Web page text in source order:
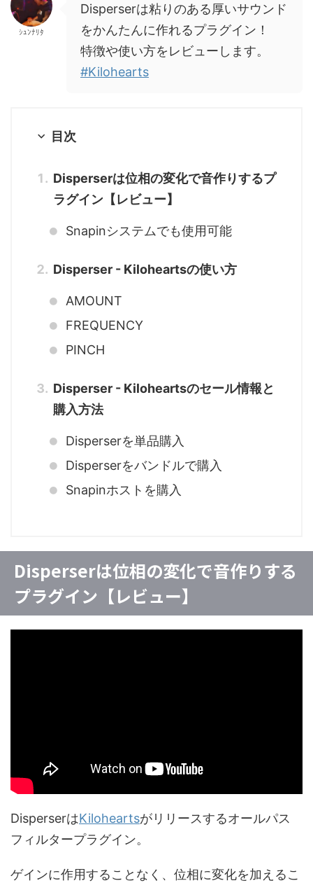
ｼｭﾝﾅﾘﾀ
Disperserは粘りのある厚いサウンド
をかんたんに作れるプラグイン！
特徴や使い方をレビューします。
#Kilohearts
目次
Disperserは位相の変化で音作りするプ
ラグイン【レビュー】
Snapinシステムでも使用可能
Disperser - Kiloheartsの使い方
AMOUNT
FREQUENCY
PINCH
Disperser - Kiloheartsのセール情報と
購入方法
Disperserを単品購入
Disperserをバンドルで購入
Snapinホストを購入
Disperserは位相の変化で音作りする
プラグイン【レビュー】
DisperserはKiloheartsがリリースするオールパス
フィルタープラグイン。
ゲインに作用することなく、位相に変化を加えるこ